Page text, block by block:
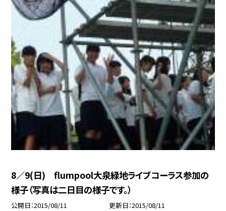
8／9(日) flumpool大泉緑地ライブコーラス参加の
様子（写真は二日目の様子です。）
公開日 2015/08/11 更新日 2015/08/11